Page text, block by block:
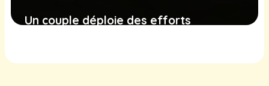
Un couple déploie des efforts